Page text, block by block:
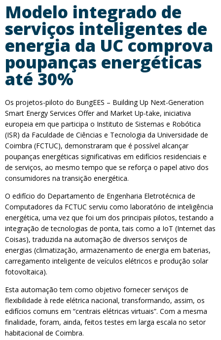
Modelo integrado de
serviços inteligentes de
energia da UC comprova
poupanças energéticas
até 30%
Os projetos-piloto do BungEES – Building Up Next-Generation
Smart Energy Services Offer and Market Up-take, iniciativa
europeia em que participa o Instituto de Sistemas e Robótica
(ISR) da Faculdade de Ciências e Tecnologia da Universidade de
Coimbra (FCTUC), demonstraram que é possível alcançar
poupanças energéticas significativas em edifícios residenciais e
de serviços, ao mesmo tempo que se reforça o papel ativo dos
consumidores na transição energética.
O edifício do Departamento de Engenharia Eletrotécnica de
Computadores da FCTUC serviu como laboratório de inteligência
energética, uma vez que foi um dos principais pilotos, testando a
integração de tecnologias de ponta, tais como a IoT (Internet das
Coisas), traduzida na automação de diversos serviços de
energias (climatização, armazenamento de energia em baterias,
carregamento inteligente de veículos elétricos e produção solar
fotovoltaica).
Esta automação tem como objetivo fornecer serviços de
flexibilidade à rede elétrica nacional, transformando, assim, os
edifícios comuns em “centrais elétricas virtuais”. Com a mesma
finalidade, foram, ainda, feitos testes em larga escala no setor
habitacional de Coimbra.